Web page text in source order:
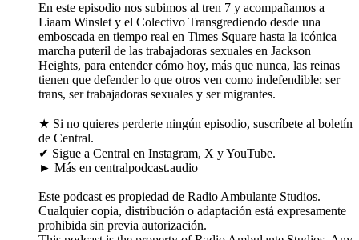
En este episodio nos subimos al tren 7 y acompañamos a
Liaam Winslet y el Colectivo Transgrediendo desde una
emboscada en tiempo real en Times Square hasta la icónica
marcha puteril de las trabajadoras sexuales en Jackson
Heights, para entender cómo hoy, más que nunca, las reinas
tienen que defender lo que otros ven como indefendible: ser
trans, ser trabajadoras sexuales y ser migrantes.
★ Si no quieres perderte ningún episodio, suscríbete al boletín
de Central.
✔ Sigue a Central en Instagram, X y YouTube.
► Más en centralpodcast.audio
Este podcast es propiedad de Radio Ambulante Studios.
Cualquier copia, distribución o adaptación está expresamente
prohibida sin previa autorización.